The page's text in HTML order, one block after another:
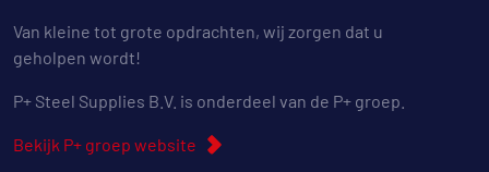
Van kleine tot grote opdrachten, wij zorgen dat u
geholpen wordt!
P+ Steel Supplies B.V. is onderdeel van de P+ groep.
Bekijk P+ groep website